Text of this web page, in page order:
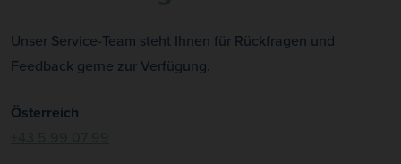
Unser Service-Team steht Ihnen für Rückfragen und
Feedback gerne zur Verfügung.
Österreich